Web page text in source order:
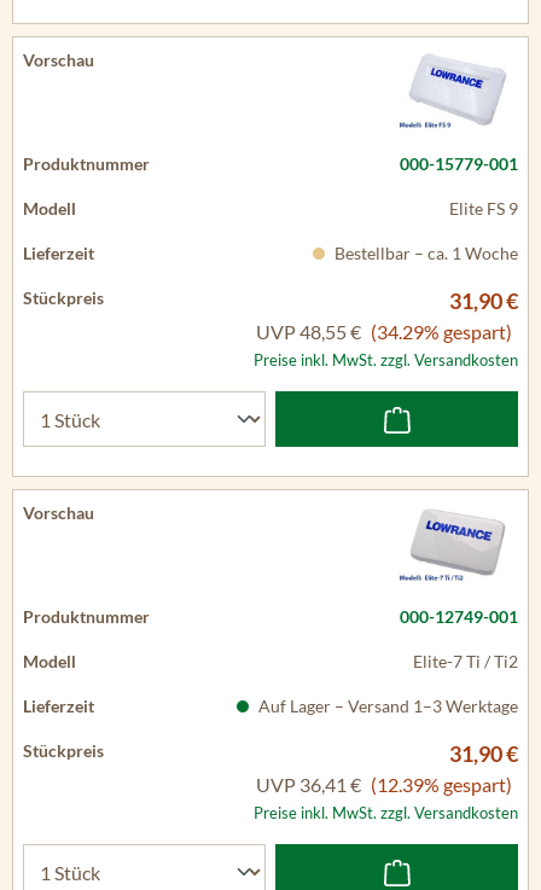
000-15779-001
Elite FS 9
Bestellbar – ca. 1 Woche
31,90 €
UVP48,55 € (34.29% gespart)
Preise inkl. MwSt. zzgl. Versandkosten
000-12749-001
Elite-7 Ti / Ti2
Auf Lager – Versand 1–3 Werktage
31,90 €
UVP 36,41 € (12.39% gespart)
Preise inkl. MwSt. zzgl. Versandkosten